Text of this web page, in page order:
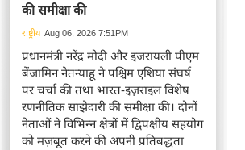
की समीक्षा की
राष्ट्रीय Aug 06, 2026 7:51PM
प्रधानमंत्री नरेंद्र मोदी और इजरायली पीएम
बेंजामिन नेतन्याहू ने पश्चिम एशिया संघर्ष
पर चर्चा की तथा भारत-इज़राइल विशेष
रणनीतिक साझेदारी की समीक्षा की। दोनों
नेताओं ने विभिन्न क्षेत्रों में द्विपक्षीय सहयोग
को मज़बूत करने की अपनी प्रतिबद्धता